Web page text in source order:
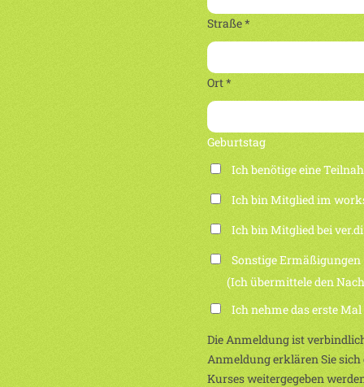
Straße *
Ort *
Geburtstag
Ich benötige eine
Ich bin Mitglied im
Ich bin Mitglied bei ver.di
Sonstige Ermäßigungen
(Ich übermittele den
Ich nehme das erste
Die Anmeldung ist
Anmeldung erklären Sie
Kurses weitergegeben